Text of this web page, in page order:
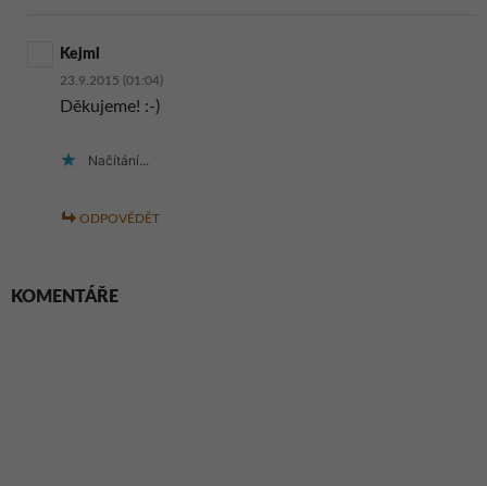
Kejml
23.9.2015 (01:04)
Děkujeme! :-)
Načítání...
ODPOVĚDĚT
KOMENTÁŘE